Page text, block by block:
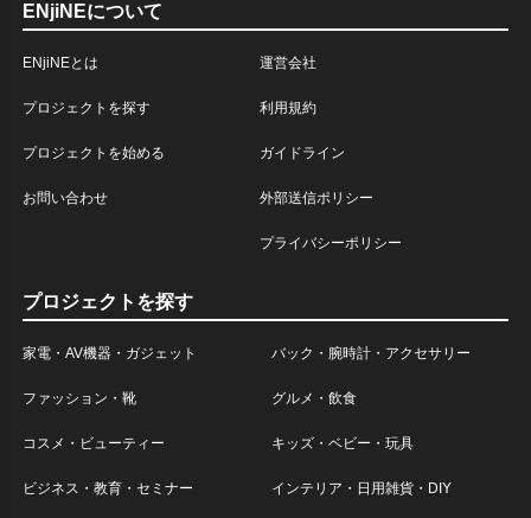
ENjiNEについて
ENjiNEとは
プロジェクトを探す
プロジェクトを始める
お問い合わせ
運営会社
利用規約
ガイドライン
外部送信ポリシー
プライバシーポリシー
プロジェクトを探す
家電・AV機器・ガジェット バック・腕時計・アクセサリー
ファッション・靴 グルメ・飲食
コスメ・ビューティー キッズ・ベビー・玩具
ビジネス・教育・セミナー インテリア・日用雑貨・DIY